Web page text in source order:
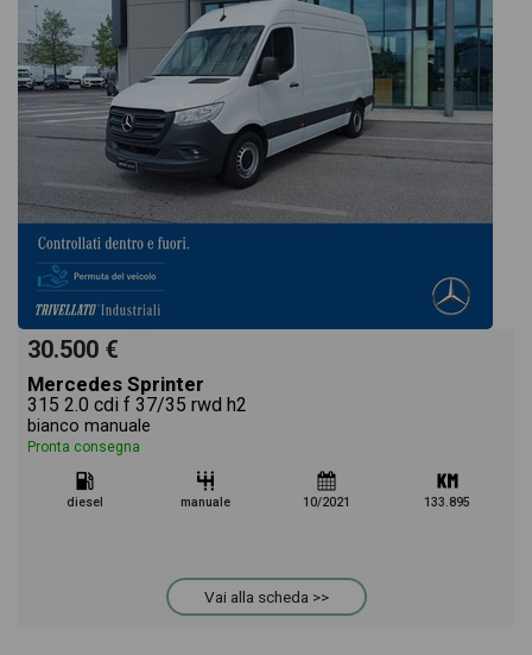
30.500 €
Mercedes Sprinter
315 2.0 cdi f 37/35 rwd h2
bianco manuale
Pronta consegna
diesel manuale 10/2021 133.895
Vai alla scheda >>